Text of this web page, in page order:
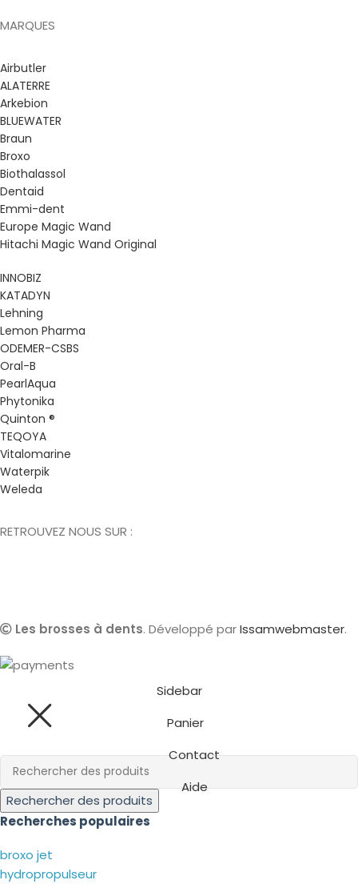
MARQUES
Airbutler
ALATERRE
Arkebion
BLUEWATER
Braun
Broxo
Biothalassol
Dentaid
Emmi-dent
Europe Magic Wand
Hitachi Magic Wand Original
INNOBIZ
KATADYN
Lehning
Lemon Pharma
ODEMER-CSBS
Oral-B
PearlAqua
Phytonika
Quinton ®
TEQOYA
Vitalomarine
Waterpik
Weleda
RETROUVEZ NOUS SUR :
Les brosses à dents. Développé parIssamwebmaster.
Rechercher des produits
Recherches populaires
broxo jet
hydropropulseur
Sidebar
Panier
Contact
Aide